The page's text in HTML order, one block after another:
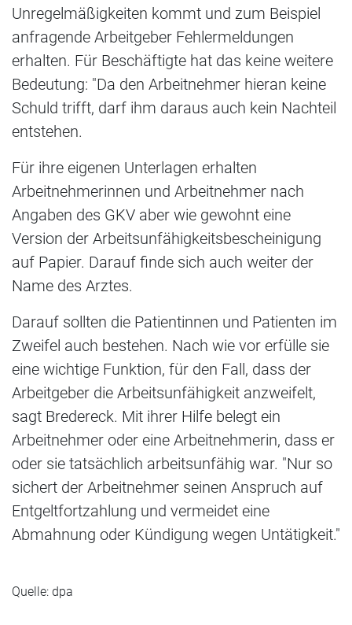
Unregelmäßigkeiten kommt und zum Beispiel
anfragende Arbeitgeber Fehlermeldungen
erhalten. Für Beschäftigte hat das keine weitere
Bedeutung: "Da den Arbeitnehmer hieran keine
Schuld trifft, darf ihm daraus auch kein Nachteil
entstehen.
Für ihre eigenen Unterlagen erhalten
Arbeitnehmerinnen und Arbeitnehmer nach
Angaben des GKV aber wie gewohnt eine
Version der Arbeitsunfähigkeitsbescheinigung
auf Papier. Darauf finde sich auch weiter der
Name des Arztes.
Darauf sollten die Patientinnen und Patienten im
Zweifel auch bestehen. Nach wie vor erfülle sie
eine wichtige Funktion, für den Fall, dass der
Arbeitgeber die Arbeitsunfähigkeit anzweifelt,
sagt Bredereck. Mit ihrer Hilfe belegt ein
Arbeitnehmer oder eine Arbeitnehmerin, dass er
oder sie tatsächlich arbeitsunfähig war. "Nur so
sichert der Arbeitnehmer seinen Anspruch auf
Entgeltfortzahlung und vermeidet eine
Abmahnung oder Kündigung wegen Untätigkeit."
Quelle: dpa